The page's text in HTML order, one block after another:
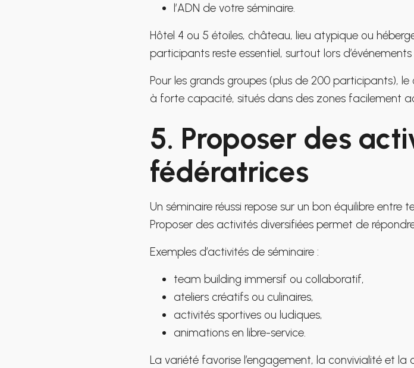
l’ADN de votre séminaire.
Hôtel 4 ou 5 étoiles, château, lieu atypique ou
participants reste essentiel, surtout lors d’événements
Pour les grands groupes (plus de 200 participants),
à forte capacité, situés dans des zones facilement
5. Proposer des
fédératrices
Un séminaire réussi repose sur un bon équilibre
Proposer des activités diversifiées permet de
Exemples d’activités de séminaire :
team building immersif ou collaboratif,
ateliers créatifs ou culinaires,
activités sportives ou ludiques,
animations en libre-service.
La variété favorise l’engagement, la convivialité et la